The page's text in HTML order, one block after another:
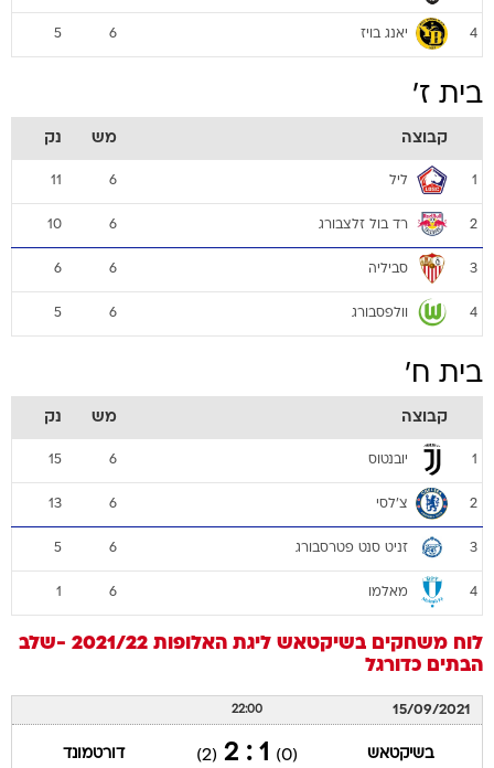
4 יאנג בויז 6
5
בית ז'
קבוצה מש נק
1 ליל 6
11
2 רד בול זלצבורג 6
10
3 סביליה 6
6
4 וולפסבורג 6
5
בית ח'
קבוצה מש נק
1 יובנטוס 6
15
2 צ'לסי 6
13
3 זניט סנט פטרסבורג 6
5
4 מאלמו 6
1
לוח משחקים בשיקטאש
ליגת האלופות 2021/22 -שלב
הבתים כדורגל
15/09/2021
22:00
בשיקטאש (0)
1 : 2
(2) דורטמונד